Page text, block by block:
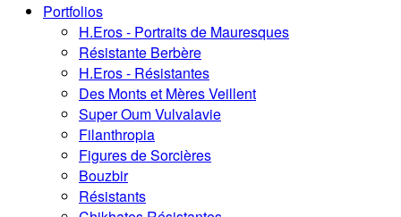
Portfolios
H.Eros - Portraits de Mauresques
Résistante Berbère
H.Eros - Résistantes
Des Monts et Mères Veillent
Super Oum Vulvalavie
Filanthropia
Figures de Sorcières
Bouzbir
Résistants